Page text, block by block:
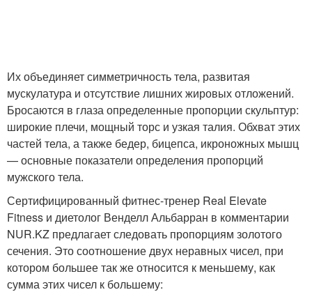
Их объединяет симметричность тела, развитая
мускулатура и отсутствие лишних жировых отложений.
Бросаются в глаза определенные пропорции скульптур:
широкие плечи, мощный торс и узкая талия. Обхват этих
частей тела, а также бедер, бицепса, икроножных мышц
— основные показатели определения пропорций
мужского тела.
Сертифицированный фитнес-тренер Real Elevate
Fitness и диетолог Венделл Альбарран в комментарии
NUR.KZ предлагает следовать пропорциям золотого
сечения. Это соотношение двух неравных чисел, при
котором большее так же относится к меньшему, как
сумма этих чисел к большему: